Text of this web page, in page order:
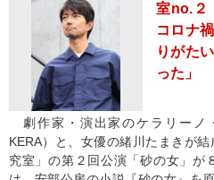
室no.２
コロナ
りがた
った」
劇作家・演出家のケラリーノ
KERA）と、女優の緒川たまきが
究室」の第２回公演「砂の女」が